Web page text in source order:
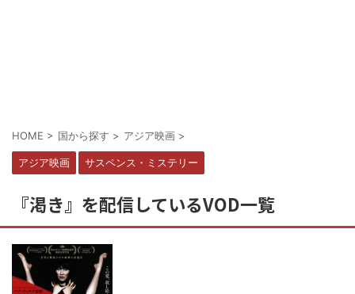
HOME > 国から探す > アジア映画 >
アジア映画 サスペンス・ミステリー
『渇き』を配信しているVOD一覧